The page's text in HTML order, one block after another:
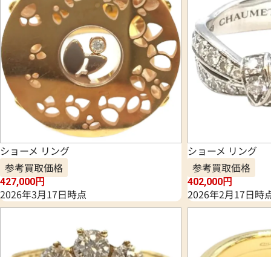
ショーメ リング
参考買取価格
427,000円
2026年3月17日時点
ショーメ リング
参考買取価格
402,000円
2026年2月17日時